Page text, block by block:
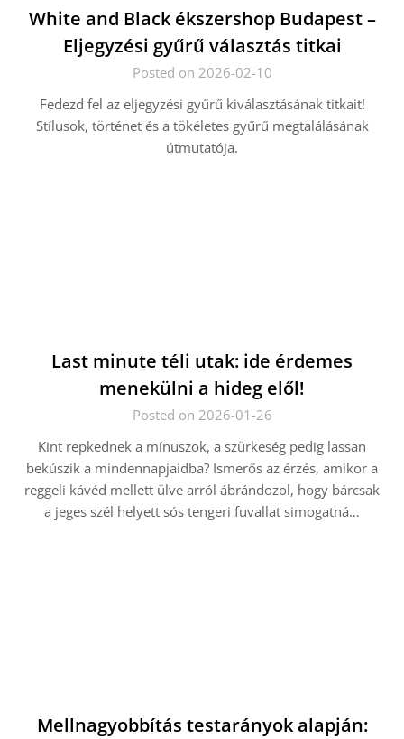
White and Black ékszershop Budapest –
Eljegyzési gyűrű választás titkai
Posted on 2026-02-10
Fedezd fel az eljegyzési gyűrű kiválasztásának titkait!
Stílusok, történet és a tökéletes gyűrű megtalálásának
útmutatója.
Last minute téli utak: ide érdemes
menekülni a hideg elől!
Posted on 2026-01-26
Kint repkednek a mínuszok, a szürkeség pedig lassan
bekúszik a mindennapjaidba? Ismerős az érzés, amikor a
reggeli kávéd mellett ülve arról ábrándozol, hogy bárcsak
a jeges szél helyett sós tengeri fuvallat simogatná…
Mellnagyobbítás testarányok alapján: